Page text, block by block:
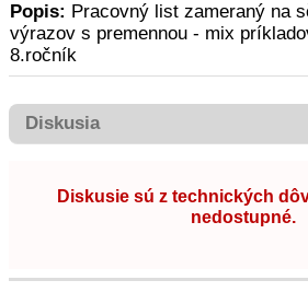
Popis: Pracovný list zameraný na
výrazov s premennou - mix
8.ročník
Diskusia
Diskusie sú z technických
nedostupné.